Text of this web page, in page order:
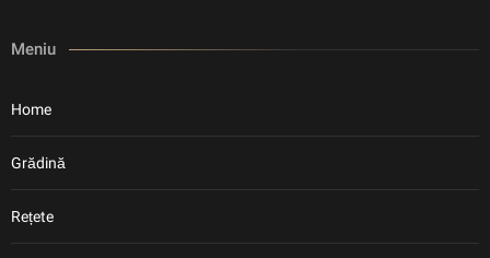
Meniu
Home
Grădină
Rețete